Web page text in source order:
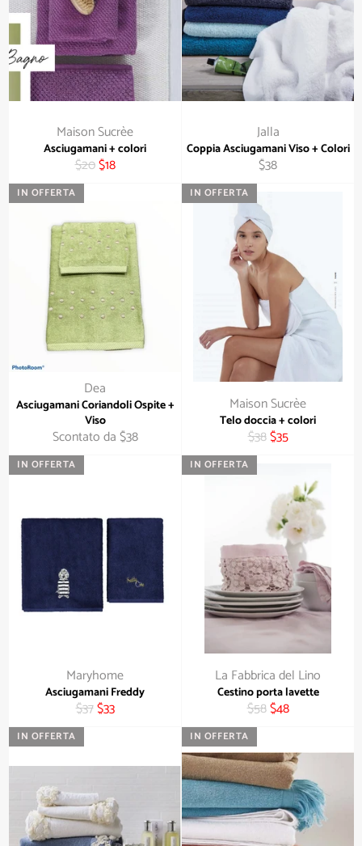
Maison Sucrèe
Asciugamani + colori
Prezzo
di
listino
$20Prezzo
$18
Jalla
Coppia Asciugamani Viso + Colori
Prezzo
listino
$38
Dea
Asciugamani Coriandoli Ospite +
Viso
Scontato da $38
IN OFFERTA
Maison Sucrèe
Telo doccia + colori
Prezzo
di
listino
$38Prezzo
$35
IN OFFERTA
Maryhome
Asciugamani Freddy
Prezzo
di
listino
$37Prezzo
$33
IN OFFERTA
La Fabbrica del Lino
Cestino porta lavette
Prezzo
di
listino
$58Prezzo
$48
IN OFFERTA
IN OFFERTA IN OFFERTA